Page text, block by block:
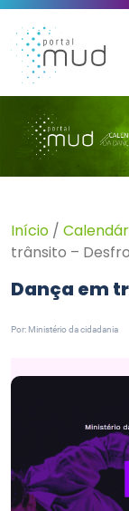
Início /
trânsito –
Dança em
Por: Ministério da cidadania